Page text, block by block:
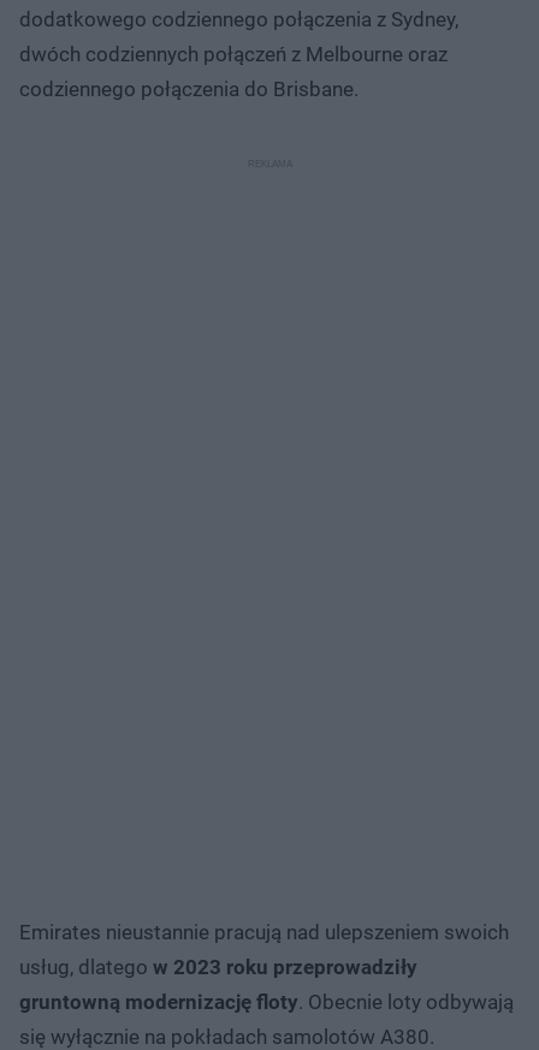
dodatkowego codziennego połączenia z Sydney,
dwóch codziennych połączeń z Melbourne oraz
codziennego połączenia do Brisbane.
Emirates nieustannie pracują nad ulepszeniem swoich
usług, dlatego w 2023 roku przeprowadziły
gruntowną modernizację floty. Obecnie loty odbywają
się wyłącznie na pokładach samolotów A380.